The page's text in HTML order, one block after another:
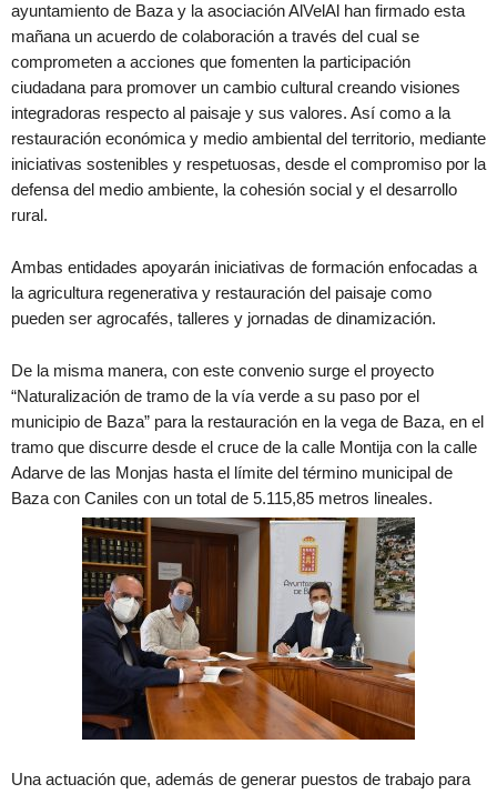
ayuntamiento de Baza y la asociación AlVelAl han firmado esta
mañana un acuerdo de colaboración a través del cual se
comprometen a acciones que fomenten la participación
ciudadana para promover un cambio cultural creando visiones
integradoras respecto al paisaje y sus valores. Así como a la
restauración económica y medio ambiental del territorio, mediante
iniciativas sostenibles y respetuosas, desde el compromiso por la
defensa del medio ambiente, la cohesión social y el desarrollo
rural.
Ambas entidades apoyarán iniciativas de formación enfocadas a
la agricultura regenerativa y restauración del paisaje como
pueden ser agrocafés, talleres y jornadas de dinamización.
De la misma manera, con este convenio surge el proyecto
“Naturalización de tramo de la vía verde a su paso por el
municipio de Baza” para la restauración en la vega de Baza, en el
tramo que discurre desde el cruce de la calle Montija con la calle
Adarve de las Monjas hasta el límite del término municipal de
Baza con Caniles con un total de 5.115,85 metros lineales.
Una actuación que, además de generar puestos de trabajo para